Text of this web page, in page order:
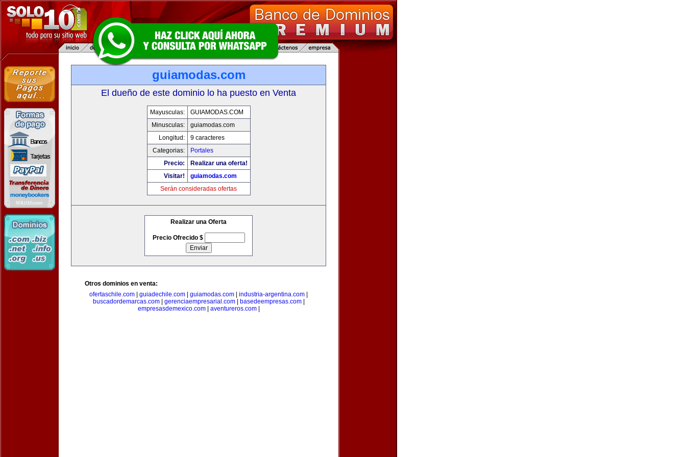
guiamodas.com
El dueño de este dominio lo ha puesto en Venta
Mayusculas:
GUIAMODAS.COM
Minusculas:
guiamodas.com
Longitud:
9 caracteres
Categorias:
Portales
Precio:
Realizar una oferta!
Visitar!
guiamodas.com
Serán consideradas ofertas
Realizar una Oferta
Precio Ofrecido $
Otros dominios en venta:
ofertaschile.com
guiadechile.com guiamodas.com industria-argentina.com
buscadordemarcas.com| gerenciaempresarial.com| basedeempresas.com|
empresasdemexico.com| aventureros.com|